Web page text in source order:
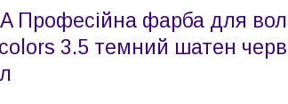
Професійна фарба для
3.5 темний шатен